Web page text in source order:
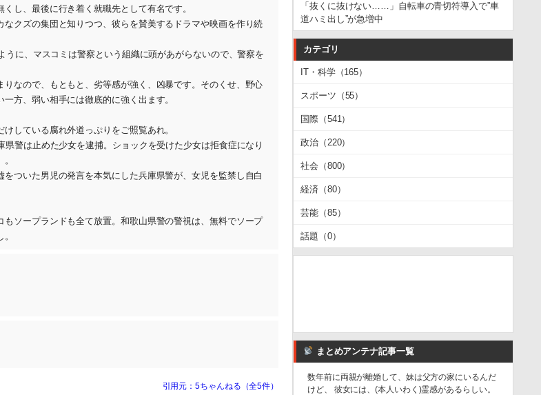
し、最後に行き着く就職先として有名です。
クズの集団と知りつつ、彼らを賛美するドラマや映画を作り続
に、マスコミは警察という組織に頭があがらないので、警察を
なので、もともと、劣等感が強く、凶暴です。そのくせ、野心
方、弱い相手には徹底的に強く出ます。
している腐れ外道っぷりをご照覧あれ。
警は止めた少女を逮捕。ショックを受けた少女は拒食症になり
ついた男児の発言を本気にした兵庫県警が、女児を監禁し自白
ソープランドも全て放置。和歌山県警の警視は、無料でソープ
引用元：5ちゃんねる（全5件）
「抜くに抜けない……」自転車の青切符導入で”車
道ハミ出し”が急増中
カテゴリ
IT・科学（165）
スポーツ（55）
国際（541）
政治（220）
社会（800）
経済（80）
芸能（85）
話題（0）
まとめアンテナ記事一覧
数年前に両親が離婚して、妹は父方の家にいるんだ
けど、 彼女には、(本人いわく)霊感があるらしい。